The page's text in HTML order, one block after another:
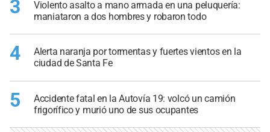
3
Violento asalto a mano armada en una peluquería:
maniataron a dos hombres y robaron todo
4
Alerta naranja por tormentas y fuertes vientos en la
ciudad de Santa Fe
5
Accidente fatal en la Autovía 19: volcó un camión
frigorífico y murió uno de sus ocupantes